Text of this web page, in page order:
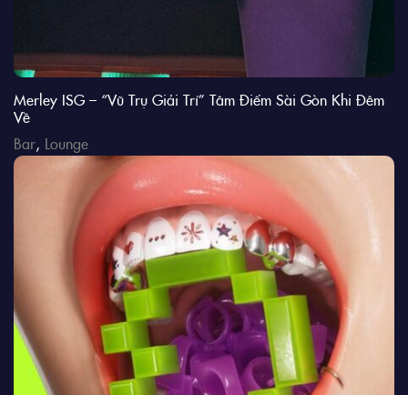
Merley ISG – “Vũ Trụ Giải Trí” Tâm Điểm Sài Gòn Khi Đêm
Về
Bar, Lounge